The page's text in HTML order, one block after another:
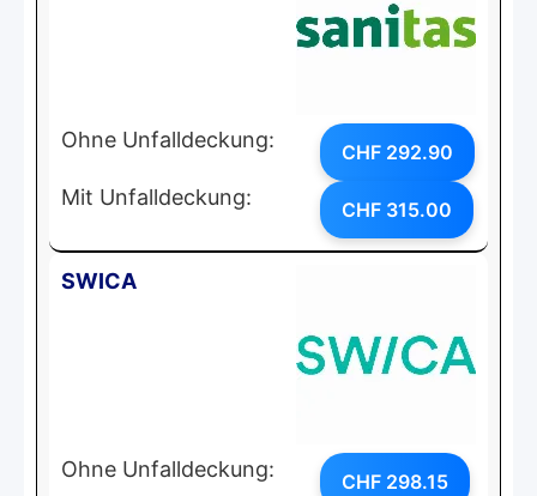
Ohne Unfalldeckung: CHF 292.90
Mit Unfalldeckung: CHF 315.00
SWICA
Ohne Unfalldeckung: CHF 298.15